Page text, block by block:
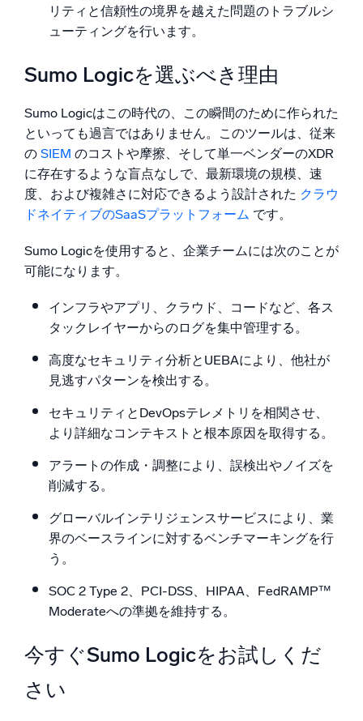
リティと信頼性の境界を越えた問題のトラブルシ
ューティングを行います。
Sumo Logicを選ぶべき理由
Sumo Logicはこの時代の、この瞬間のために作られた
といっても過言ではありません。このツールは、従来
の SIEM のコストや摩擦、そして単一ベンダーのXDR
に存在するような盲点なしで、最新環境の規模、速
度、および複雑さに対応できるよう設計された クラウ
ドネイティブのSaaSプラットフォーム です。
Sumo Logicを使用すると、企業チームには次のことが
可能になります。
インフラやアプリ、クラウド、コードなど、各ス
タックレイヤーからのログを集中管理する。
高度なセキュリティ分析とUEBAにより、他社が
見逃すパターンを検出する。
セキュリティとDevOpsテレメトリを相関させ、
より詳細なコンテキストと根本原因を取得する。
アラートの作成・調整により、誤検出やノイズを
削減する。
グローバルインテリジェンスサービスにより、業
界のベースラインに対するベンチマーキングを行
う。
SOC 2 Type 2、PCI-DSS、HIPAA、FedRAMP™
Moderateへの準拠を維持する。
今すぐSumo Logicをお試しくだ
さい